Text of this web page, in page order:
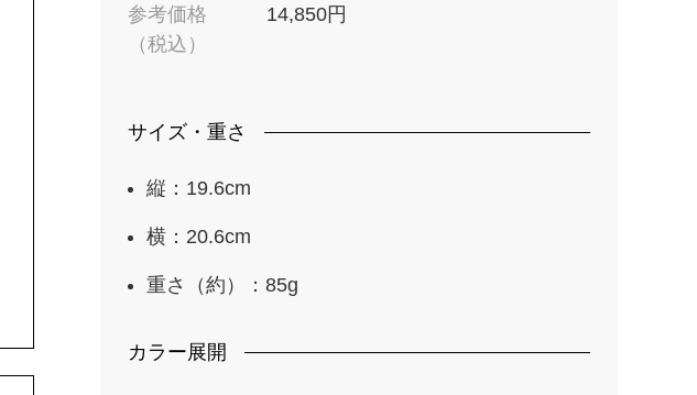
参考価格
（税込）
14,850円
サイズ・重さ
縦：19.6cm
横：20.6cm
重さ（約）：85g
カラー展開